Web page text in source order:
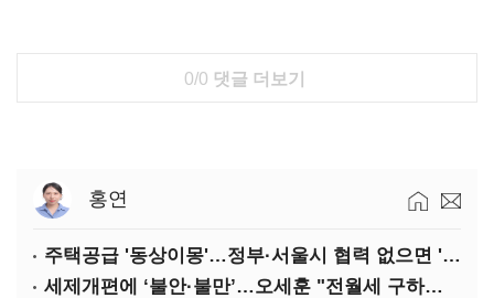
0/0 댓글 더보기
홍연
주택공급 '동상이몽'…정부·서울시 협력 없으면 '공수표'
세제개편에 ‘불안·불만’…오세훈 "전월세 구하기 더 힘들어질 것"